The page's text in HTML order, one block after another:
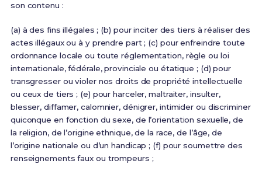
son contenu :
(a) à des fins illégales ; (b) pour inciter des tiers à réaliser des
actes illégaux ou à y prendre part ; (c) pour enfreindre toute
ordonnance locale ou toute réglementation, règle ou loi
internationale, fédérale, provinciale ou étatique ; (d) pour
transgresser ou violer nos droits de propriété intellectuelle
ou ceux de tiers ; (e) pour harceler, maltraiter, insulter,
blesser, diffamer, calomnier, dénigrer, intimider ou discriminer
quiconque en fonction du sexe, de l’orientation sexuelle, de
la religion, de l’origine ethnique, de la race, de l’âge, de
l’origine nationale ou d’un handicap ; (f) pour soumettre des
renseignements faux ou trompeurs ;